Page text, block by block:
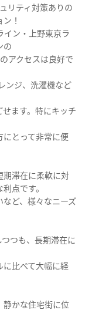
リティ対策ありの
！
イン・上野東京ラ
の
アクセスは良好で
ンジ、洗濯機など
ます。特にキッチ
にとって非常に便
期滞在に柔軟に対
点です。
ど、様々なニーズ
つも、長期滞在に
比べて大幅に経
静かな住宅街に位